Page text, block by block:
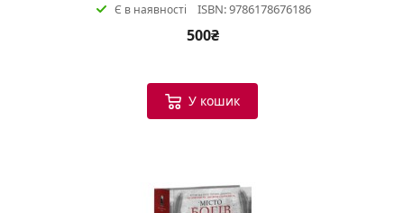
Є в наявності ISBN: 9786178676186
500₴
У кошик